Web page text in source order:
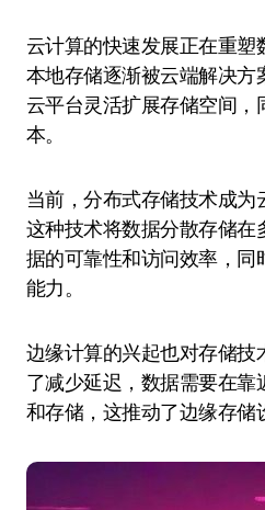
云计算的快速发展正在重塑数据存储的方式。传统
本地存储逐渐被云端解决方
云平台灵活扩展存储空间，
本。
当前，分布式存储技术成为
这种技术将数据分散存储在
据的可靠性和访问效率，同
能力。
边缘计算的兴起也对存储技
了减少延迟，数据需要在靠
和存储，这推动了边缘存储